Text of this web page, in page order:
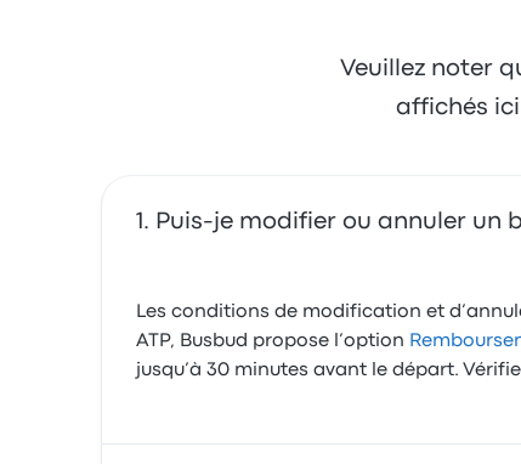
Veuillez noter
affichés
Puis-je modifier ou annuler un
Les conditions de modification et
ATP, Busbud propose l’option
jusqu’à 30 minutes avant le départ.